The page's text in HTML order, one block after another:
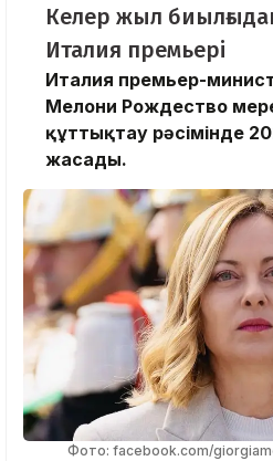
Келер жыл
Италия премьері
Италия премьер-
Мелони Рождество
құттықтау рәсімінде
жасады.
Фото: facebook.com/